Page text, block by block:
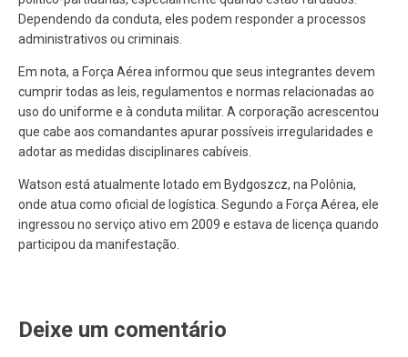
Dependendo da conduta, eles podem responder a processos
administrativos ou criminais.
Em nota, a Força Aérea informou que seus integrantes devem
cumprir todas as leis, regulamentos e normas relacionadas ao
uso do uniforme e à conduta militar. A corporação acrescentou
que cabe aos comandantes apurar possíveis irregularidades e
adotar as medidas disciplinares cabíveis.
Watson está atualmente lotado em Bydgoszcz, na Polônia,
onde atua como oficial de logística. Segundo a Força Aérea, ele
ingressou no serviço ativo em 2009 e estava de licença quando
participou da manifestação.
Deixe um comentário